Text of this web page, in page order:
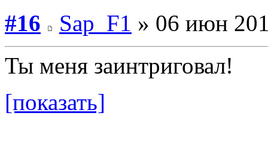
#16
Sap_F1 » 06 июн
Ты меня заинтриговал!
[показать]